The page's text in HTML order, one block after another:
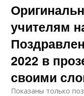
учителям
2022 в
своими
Показаны только